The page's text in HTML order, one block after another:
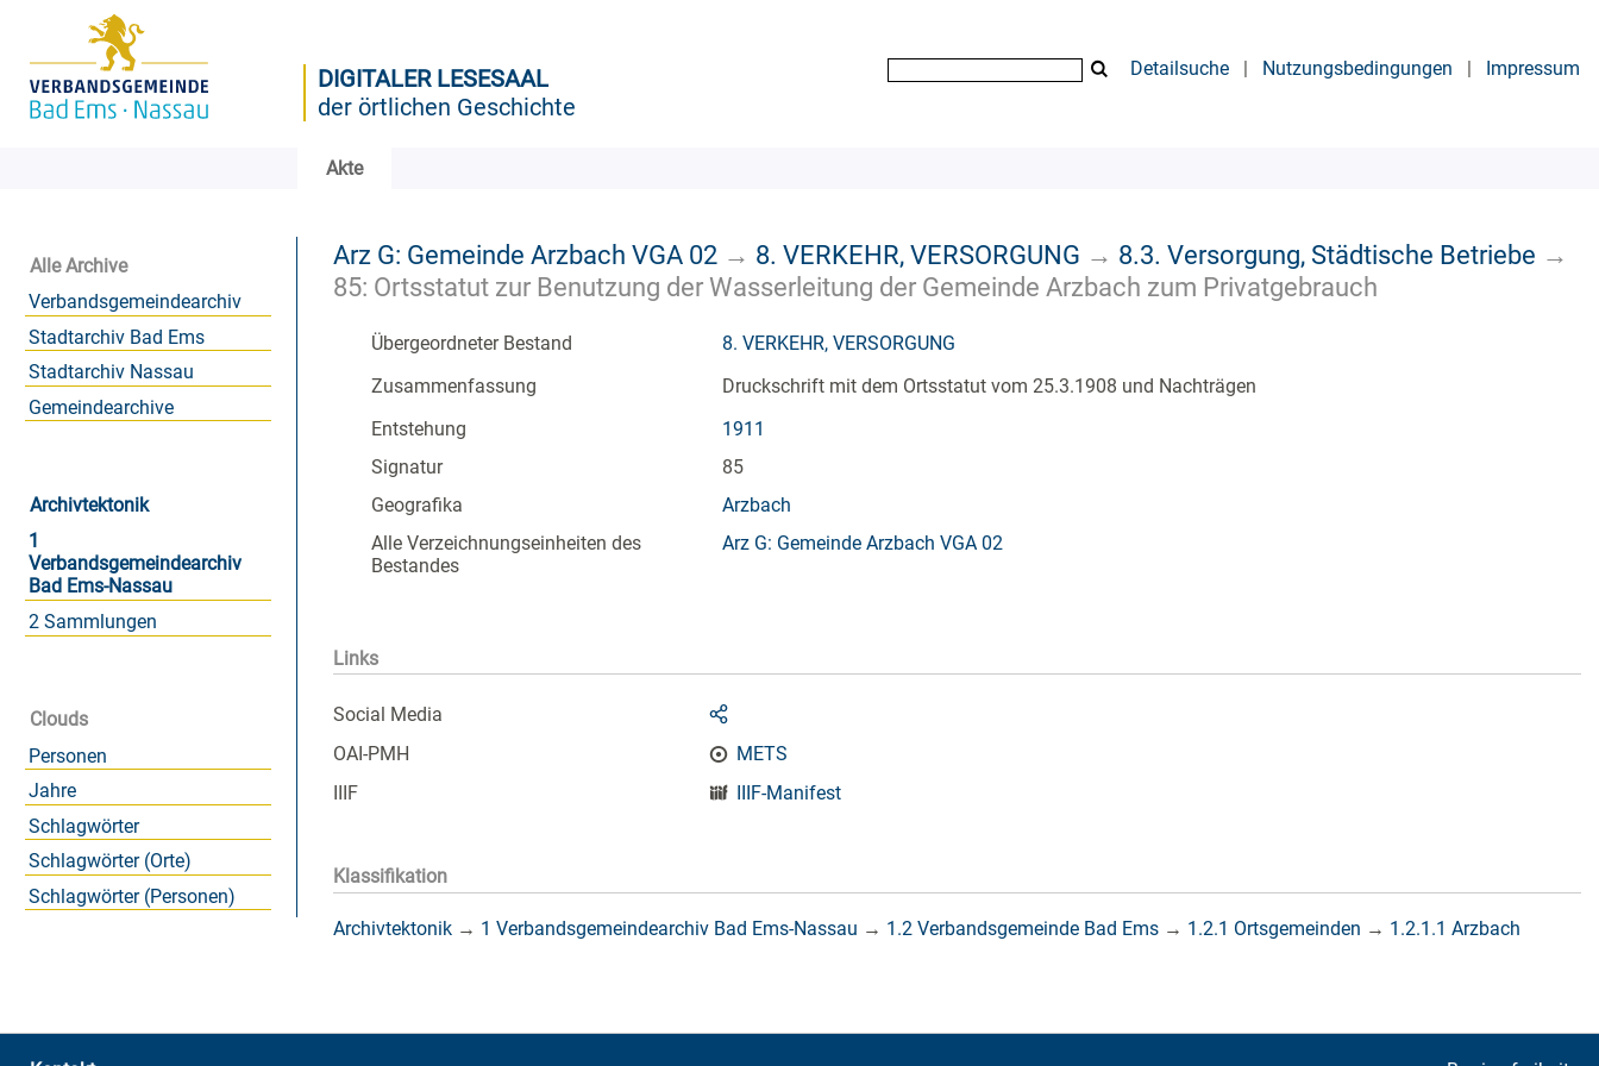
DIGITALER LESESAAL
der örtlichen Geschichte
Detailsuche | Nutzungsbedingungen | Impressum
Akte
Alle Archive
Verbandsgemeindearchiv
Stadtarchiv Bad Ems
Stadtarchiv Nassau
Gemeindearchive
Archivtektonik
1
Verbandsgemeindearchiv
Bad Ems-Nassau
2 Sammlungen
Clouds
Personen
Jahre
Schlagwörter
Schlagwörter (Orte)
Schlagwörter (Personen)
Arz G: Gemeinde Arzbach VGA 02 → 8. VERKEHR, VERSORGUNG → 8.3. Versorgung, Städtische Betriebe →
85: Ortsstatut zur Benutzung der Wasserleitung der Gemeinde Arzbach zum Privatgebrauch
Übergeordneter Bestand
8. VERKEHR, VERSORGUNG
Zusammenfassung
Druckschrift mit dem Ortsstatut vom 25.3.1908 und Nachträgen
Entstehung
1911
Signatur
85
Geografika
Arzbach
Alle Verzeichnungseinheiten des
Bestandes
Arz G: Gemeinde Arzbach VGA 02
Links
Social Media
OAI-PMH
METS
IIIF
IIIF-Manifest
Klassifikation
Archivtektonik → 1 Verbandsgemeindearchiv Bad Ems-Nassau → 1.2 Verbandsgemeinde Bad Ems → 1.2.1 Ortsgemeinden → 1.2.1.1 Arzbach